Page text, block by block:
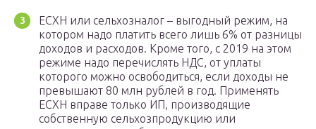
ЕСХН или сельхозналог – выгодный режим, на
котором надо платить всего лишь 6% от разницы
доходов и расходов. Кроме того, с 2019 на этом
режиме надо перечислять НДС, от уплаты
которого можно освободиться, если доходы не
превышают 80 млн рублей в год. Применять
ЕСХН вправе только ИП, производящие
собственную сельхозпродукцию или